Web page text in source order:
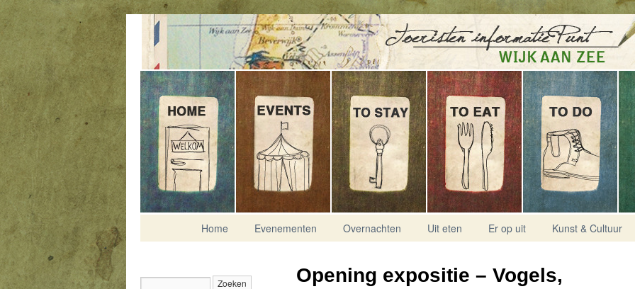
Contact
Home Evenementen Overnachten Uit eten Er op uit Kunst & Cultuur
Opening expositie – Vogels,